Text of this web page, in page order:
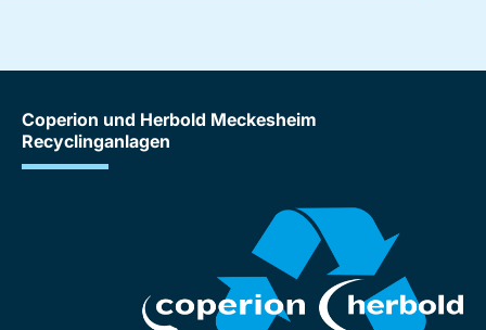
Coperion und Herbold Meckesheim
Recyclinganlagen